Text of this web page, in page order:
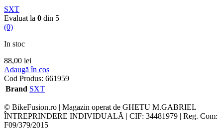
SXT
Evaluat la 0 din 5
(0)
In stoc
88,00 lei
Adaugă în coș
Cod Produs: 661959
Brand SXT
© BikeFusion.ro | Magazin operat de GHETU M.GABRIEL
ÎNTREPRINDERE INDIVIDUALĂ | CIF: 34481979 | Reg. Com:
F09/379/2015